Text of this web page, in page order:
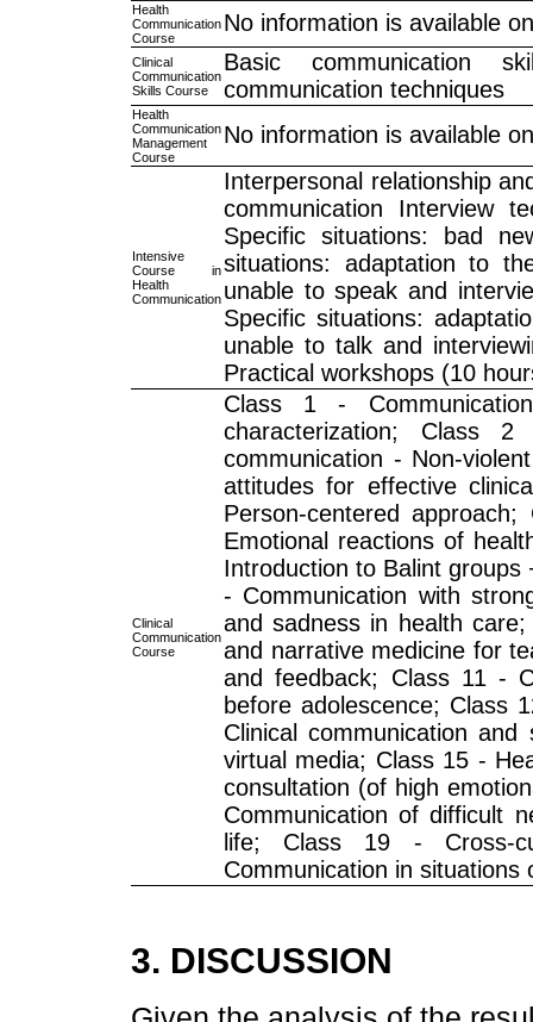
Health
Communication
Course
No information is available
Clinical
Communication
Skills Course
Basic communication
communication techniques
Health
Communication
Management
Course
No information is available
Intensive
Course in
Health
Communication
Interpersonal relationship
communication Interview
Specific situations: bad
situations: adaptation to
unable to speak and
Specific situations:
unable to talk and
Practical workshops (10
Clinical
Communication
Course
Class 1 -
characterization; Class
communication - Non-
attitudes for effective
Person-centered
Emotional reactions of
Introduction to Balint
- Communication with
and sadness in health
and narrative medicine for
and feedback; Class 11 -
before adolescence; Class
Clinical communication
virtual media; Class 15 -
consultation (of high
Communication of difficult
life; Class 19 - Cross-
Communication in situations
3. DISCUSSION